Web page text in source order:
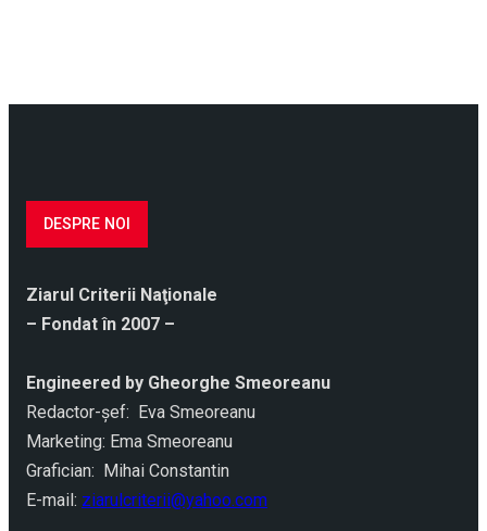
DESPRE NOI
Ziarul Criterii Naţionale
– Fondat în 2007 –
Engineered by Gheorghe Smeoreanu
Redactor-şef: Eva Smeoreanu
Marketing: Ema Smeoreanu
Grafician: Mihai Constantin
E-mail: ziarulcriterii@yahoo.com